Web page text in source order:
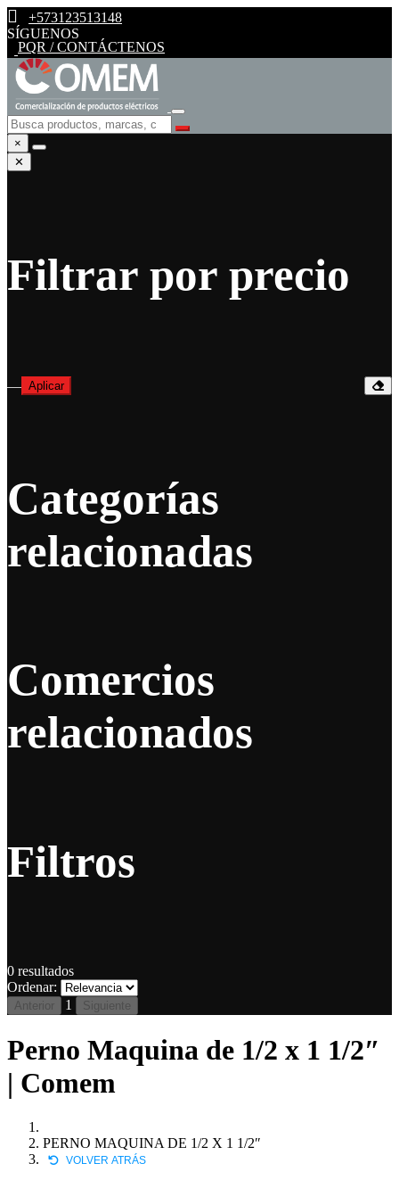
+573123513148
SÍGUENOS
PQR / CONTÁCTENOS
×
✕
Filtrar por precio
— Aplicar
Categorías
relacionadas
Comercios
relacionados
Filtros
0 resultados
Ordenar:
Anterior 1 Siguiente
Perno Maquina de 1/2 x 1 1/2″
| Comem
PERNO MAQUINA DE 1/2 X 1 1/2″
VOLVER ATRÁS